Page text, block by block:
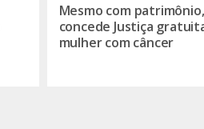
Mesmo com patrimônio,
concede Justiça
mulher com câncer